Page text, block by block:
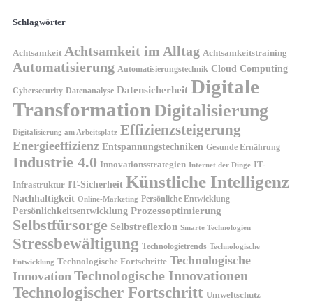
Schlagwörter
Achtsamkeit Achtsamkeit im Alltag Achtsamkeitstraining
Automatisierung Automatisierungstechnik Cloud Computing
Cybersecurity Datenanalyse Datensicherheit Digitale
TransformationDigitalisierung
Digitalisierung am Arbeitsplatz Effizienzsteigerung
Energieeffizienz Entspannungstechniken Gesunde Ernährung
Industrie 4.0 Innovationsstrategien Internet der Dinge IT-
Infrastruktur IT-Sicherheit Künstliche Intelligenz
Nachhaltigkeit Online-Marketing Persönliche Entwicklung
Persönlichkeitsentwicklung Prozessoptimierung
Selbstfürsorge Selbstreflexion Smarte Technologien
Stressbewältigung Technologietrends Technologische
Entwicklung Technologische Fortschritte Technologische
Innovation Technologische Innovationen
Technologischer Fortschritt Umweltschutz